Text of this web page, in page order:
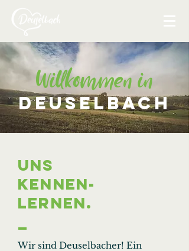
Willkommen in
Deuselbach
uns
kennen-
lernen.
_
Wir sind Deuselbacher! Ein